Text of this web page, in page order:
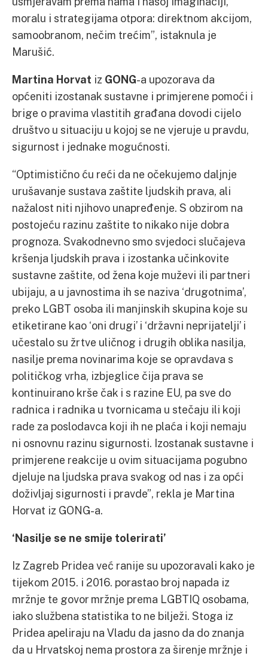
moralu i strategijama otpora: direktnom akcijom,
samoobranom, nečim trećim”, istaknula je
Marušić.
Martina Horvat iz GONG-a upozorava da
općeniti izostanak sustavne i primjerene pomoći i
brige o pravima vlastitih građana dovodi cijelo
društvo u situaciju u kojoj se ne vjeruje u pravdu,
sigurnost i jednake mogućnosti.
“Optimistično ću reći da ne očekujemo daljnje
urušavanje sustava zaštite ljudskih prava, ali
nažalost niti njihovo unapređenje. S obzirom na
postojeću razinu zaštite to nikako nije dobra
prognoza. Svakodnevno smo svjedoci slučajeva
kršenja ljudskih prava i izostanka učinkovite
sustavne zaštite, od žena koje muževi ili partneri
ubijaju, a u javnostima ih se naziva ‘drugotnima’,
preko LGBT osoba ili manjinskih skupina koje su
etiketirane kao ‘oni drugi’ i ‘državni neprijatelji’ i
učestalo su žrtve uličnog i drugih oblika nasilja,
nasilje prema novinarima koje se opravdava s
političkog vrha, izbjeglice čija prava se
kontinuirano krše čak i s razine EU, pa sve do
radnica i radnika u tvornicama u stečaju ili koji
rade za poslodavca koji ih ne plaća i koji nemaju
ni osnovnu razinu sigurnosti. Izostanak sustavne i
primjerene reakcije u ovim situacijama pogubno
djeluje na ljudska prava svakog od nas i za opći
doživljaj sigurnosti i pravde”, rekla je Martina
Horvat iz GONG-a.
‘Nasilje se ne smije tolerirati’
Iz Zagreb Pridea već ranije su upozoravali kako je
tijekom 2015. i 2016. porastao broj napada iz
mržnje te govor mržnje prema LGBTIQ osobama,
iako službena statistika to ne bilježi. Stoga iz
Pridea apeliraju na Vladu da jasno da do znanja
da u Hrvatskoj nema prostora za širenje mržnje i